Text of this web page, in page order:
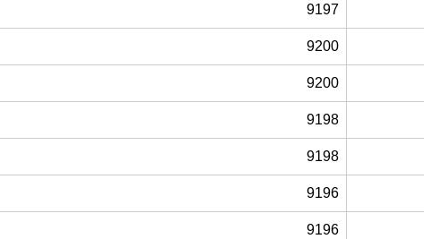
9197
9200
9200
9198
9198
9196
9196